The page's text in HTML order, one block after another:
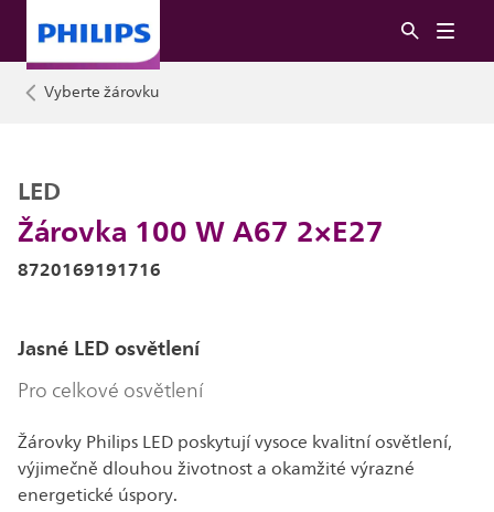
Vyberte žárovku
Žárovka 100 W A67 2×E27
LED
8720169191716
Jasné LED osvětlení
Pro celkové osvětlení
Žárovky Philips LED poskytují vysoce kvalitní osvětlení,
výjimečně dlouhou životnost a okamžité výrazné
energetické úspory.